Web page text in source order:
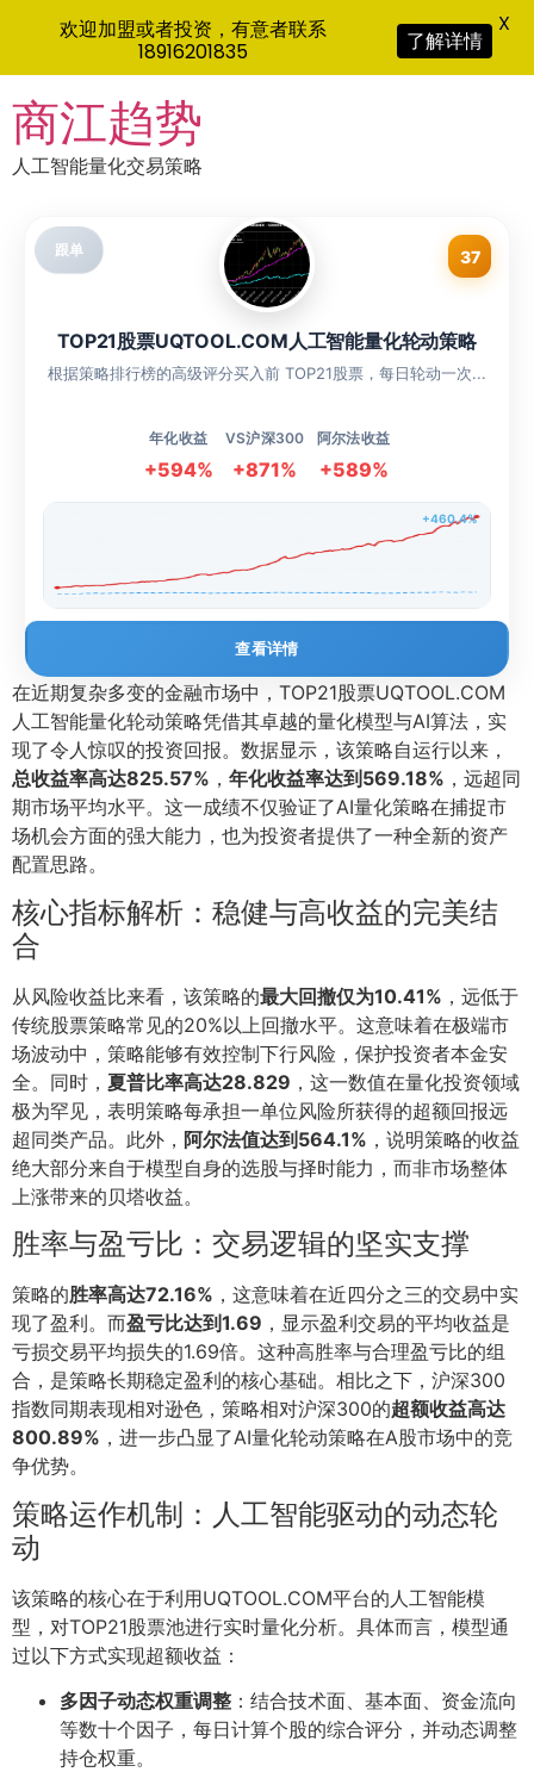
to
content
商江趋势
人工智能量化交易策略
跟单 37
TOP21股票UQTOOL.COM人工智能量化轮动策略
根据策略排行榜的高级评分买入前 TOP21股票，每日轮动一次...
年化收益
+594%
VS沪深300
+871%
阿尔法收益
+589%
+460.4%
查看详情
在近期复杂多变的金融市场中，TOP21股票UQTOOL.COM
人工智能量化轮动策略凭借其卓越的量化模型与AI算法，实
现了令人惊叹的投资回报。数据显示，该策略自运行以来，
总收益率高达825.57% ， 年化收益率达到569.18% ，远超同
期市场平均水平。这一成绩不仅验证了AI量化策略在捕捉市
场机会方面的强大能力，也为投资者提供了一种全新的资产
配置思路。
核心指标解析：稳健与高收益的完美结
合
从风险收益比来看，该策略的最大回撤仅为10.41% ，远低于
传统股票策略常见的20%以上回撤水平。这意味着在极端市
场波动中，策略能够有效控制下行风险，保护投资者本金安
全。同时， 夏普比率高达28.829 ，这一数值在量化投资领域
极为罕见，表明策略每承担一单位风险所获得的超额回报远
超同类产品。此外， 阿尔法值达到564.1% ，说明策略的收益
绝大部分来自于模型自身的选股与择时能力，而非市场整体
上涨带来的贝塔收益。
胜率与盈亏比：交易逻辑的坚实支撑
策略的胜率高达72.16% ，这意味着在近四分之三的交易中实
现了盈利。而盈亏比达到1.69 ，显示盈利交易的平均收益是
亏损交易平均损失的1.69倍。这种高胜率与合理盈亏比的组
合，是策略长期稳定盈利的核心基础。相比之下，沪深300
指数同期表现相对逊色，策略相对沪深300的超额收益高达
800.89% ，进一步凸显了AI量化轮动策略在A股市场中的竞
争优势。
策略运作机制：人工智能驱动的动态轮
动
该策略的核心在于利用UQTOOL.COM平台的人工智能模
型，对TOP21股票池进行实时量化分析。具体而言，模型通
过以下方式实现超额收益：
多因子动态权重调整 ：结合技术面、基本面、资金流向
等数十个因子，每日计算个股的综合评分，并动态调整
持仓权重。
欢迎加盟或者投资，有意者联系
18916201835
了解详情
X